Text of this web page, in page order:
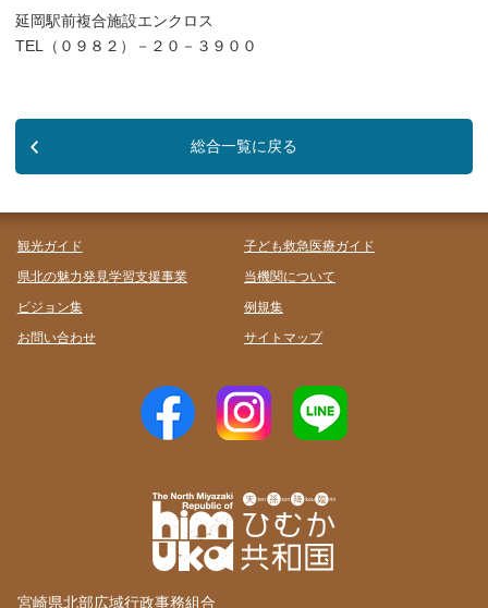
延岡駅前複合施設エンクロス
TEL（０９８２）－２０－３９００
総合一覧に戻る
観光ガイド
子ども救急医療ガイド
県北の魅力発見学習支援事業
当機関について
ビジョン集
例規集
お問い合わせ
サイトマップ
宮崎県北部広域行政事務組合